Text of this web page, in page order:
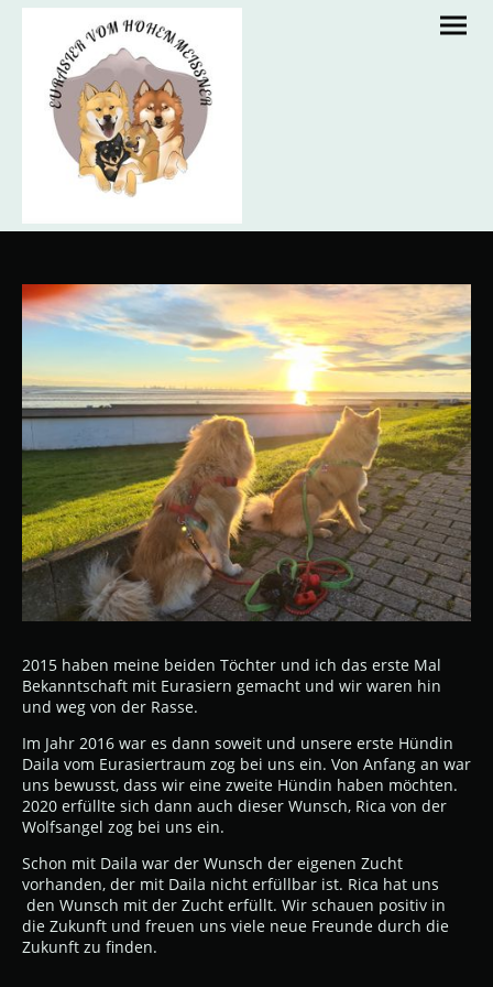
2015 haben meine beiden Töchter und ich das erste Mal
Bekanntschaft mit Eurasiern gemacht und wir waren hin
und weg von der Rasse.
Im Jahr 2016 war es dann soweit und unsere erste Hündin
Daila vom Eurasiertraum zog bei uns ein. Von Anfang an war
uns bewusst, dass wir eine zweite Hündin haben möchten.
2020 erfüllte sich dann auch dieser Wunsch, Rica von der
Wolfsangel zog bei uns ein.
Schon mit Daila war der Wunsch der eigenen Zucht
vorhanden, der mit Daila nicht erfüllbar ist. Rica hat uns
den Wunsch mit der Zucht erfüllt. Wir schauen positiv in
die Zukunft und freuen uns viele neue Freunde durch die
Zukunft zu finden.